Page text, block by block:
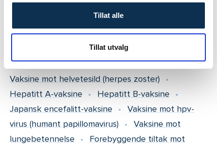
Tillat alle
Tillat utvalg
Behandlingstilbud andre steder
Reisevaksine
Barnevaksinasjons-programmet
Vaksine mot Denguefeber
Flåttvaksine (mot flåttbitt)
Gulfebervaksine
Vaksine mot helvetesild (herpes zoster)
Hepatitt A-vaksine
Hepatitt B-vaksine
Japansk encefalitt-vaksine
Vaksine mot hpv-
virus (humant papillomavirus)
Vaksine mot
lungebetennelse
Forebyggende tiltak mot